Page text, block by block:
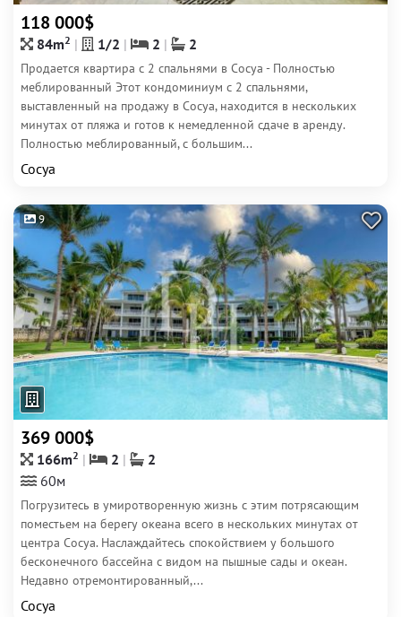
118 000$
84m2 1/2 2 2
Продается квартира с 2 спальнями в Сосуа - Полностью
меблированный Этот кондоминиум с 2 спальнями,
выставленный на продажу в Сосуа, находится в нескольких
минутах от пляжа и готов к немедленной сдаче в аренду.
Полностью меблированный, с большим...
Сосуа
9
369 000$
166m2 2
2
60м
Погрузитесь в умиротворенную жизнь с этим потрясающим
поместьем на берегу океана всего в нескольких минутах от
центра Сосуа. Наслаждайтесь спокойствием у большого
бесконечного бассейна с видом на пышные сады и океан.
Недавно отремонтированный,...
Сосуа